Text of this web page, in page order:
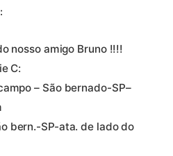
nosso amigo Bruno !!!!
C:
– São bernado-SP–
bern.-SP-ata. de lado do